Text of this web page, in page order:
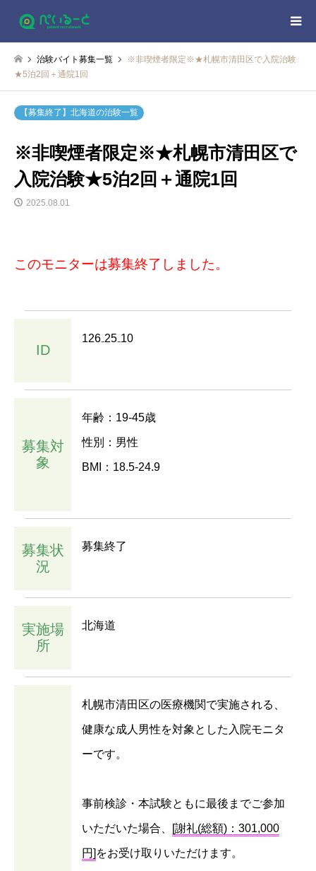
治験バイト募集一覧
※非喫煙者限定※★札幌市清田区で入院治験
★5泊2回＋通院1回
【募集終了】北海道の治験一覧
※非喫煙者限定※★札幌市清田区で
入院治験★5泊2回＋通院1回
2025.08.01
このモニターは募集終了しました。
ID
126₋25₋10
募集対
象
年齢：19-45歳
性別：男性
BMI：18.5-24.9
募集状
況
募集終了
実施場
所
北海道
札幌市清田区の医療機関で実施される、
健康な成人男性を対象とした入院モニタ
ーです。
事前検診・本試験ともに最後までご参加
いただいた場合、 [謝礼(総額)：301,000
円] をお受け取りいただけます。